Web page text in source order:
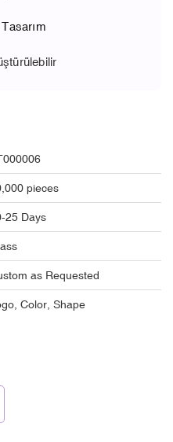
pieces
25 Days
as Requested
Color, Shape